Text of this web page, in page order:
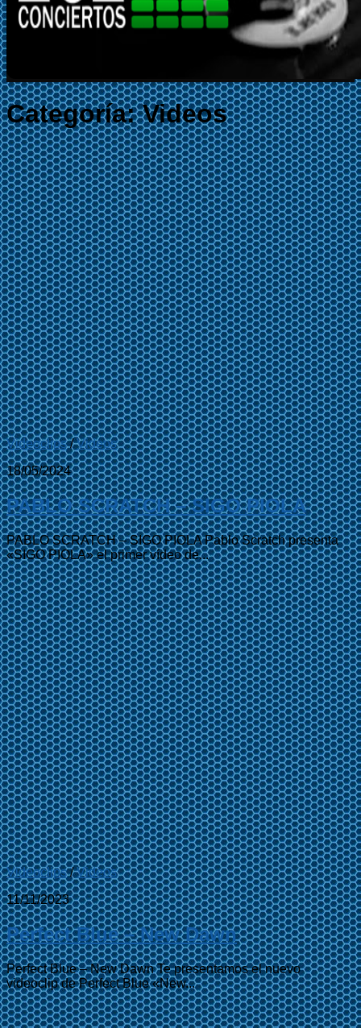
Categoría:Videos
Videoclips/Videos
18/05/2024
PABLO SCRATCH – SIGO PIOLA
PABLO SCRATCH – SIGO PIOLA Pablo Scratch presenta
«SIGO PIOLA» el primer vídeo de...
Videoclips/Videos
11/11/2023
Perfect Blue – New Dawn
Perfect Blue – New Dawn Te presentamos el nuevo
videoclip de Perfect Blue «New...